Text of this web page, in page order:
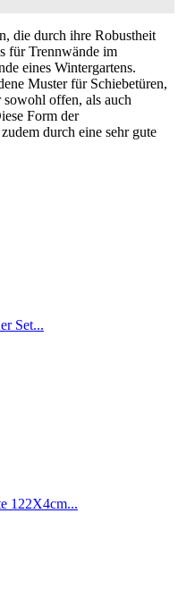
die durch ihre Robustheit
für Trennwände im
eines Wintergartens.
Muster für Schiebetüren,
sowohl offen, als auch
Form der
durch eine sehr gute
Set...
122X4cm...